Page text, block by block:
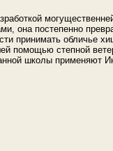
она постепенно
принимать обличье
помощью степной
школы применяют